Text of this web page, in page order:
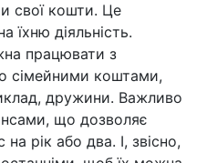
свої кошти. Це
їхню діяльність.
працювати з
сімейними коштами,
дружини. Важливо
що дозволяє
рік або два. І, звісно,